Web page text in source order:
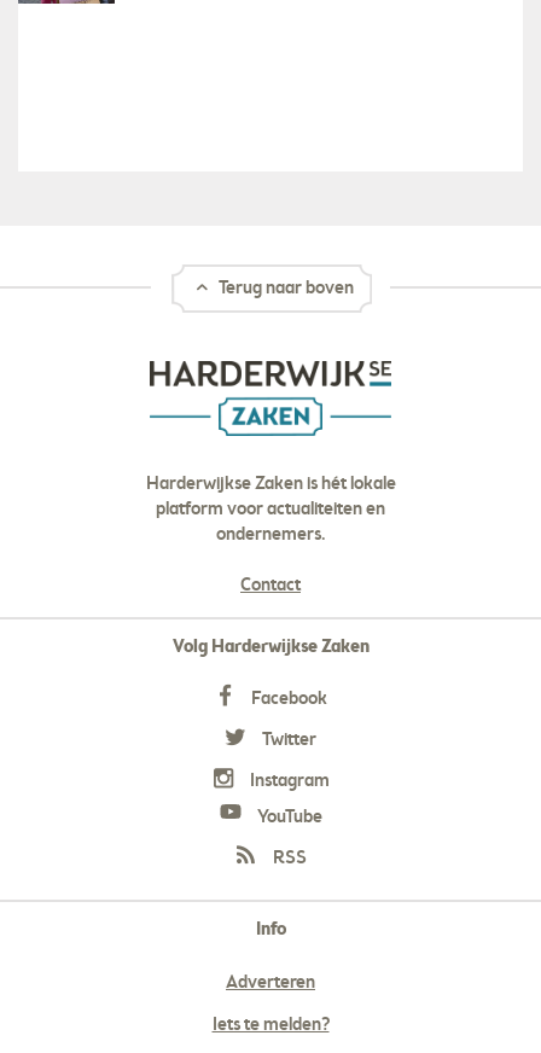
Terug naar boven
Harderwijkse Zaken is hét lokale
platform voor actualiteiten en
ondernemers.
Contact
Volg Harderwijkse Zaken
Facebook
Twitter
Instagram
YouTube
RSS
Info
Adverteren
Iets te melden?